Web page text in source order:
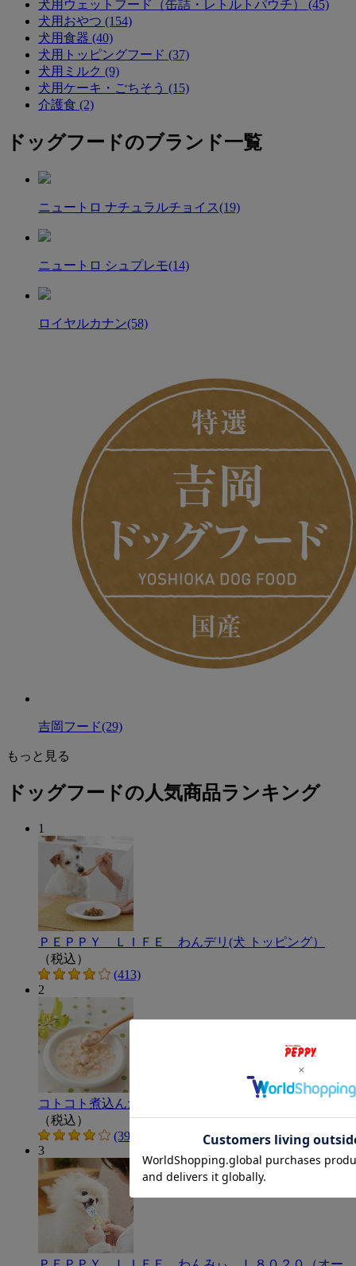
犬用ウェットフード（缶詰・レトルトパウチ） (45)
犬用おやつ (154)
犬用食器 (40)
犬用トッピングフード (37)
犬用ミルク (9)
犬用ケーキ・ごちそう (15)
介護食 (2)
ドッグフードのブランド一覧
ニュートロ ナチュラルチョイス(19)
ニュートロ シュプレモ(14)
ロイヤルカナン(58)
吉岡フード(29)
もっと見る
ドッグフードの人気商品ランキング
1
ＰＥＰＰＹ ＬＩＦＥ わんデリ(犬 トッピング）
（税込）
(413)
2
コトコト煮込んだ犬用ヤギミルクスープ
（税込）
(395)
3